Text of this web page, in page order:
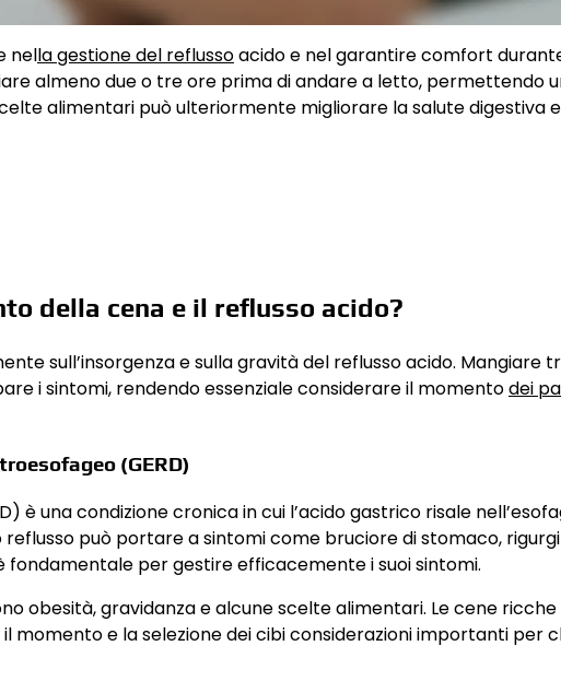
nella gestione del reflussoacido e nel garantire comfort
almeno due o tre ore prima di andare a letto, permettendo
alimentari può ulteriormente migliorare la salute digestiva
della cena e il reflusso acido?
sull’insorgenza e sulla gravità del reflusso acido. Mangiare
i sintomi, rendendo essenziale considerare il momentodei
(GERD)
è una condizione cronica in cui l’acido gastrico risale
reflusso può portare a sintomi come bruciore di stomaco,
fondamentale per gestire efficacemente i suoi sintomi.
obesità, gravidanza e alcune scelte alimentari. Le cene ricche
momento e la selezione dei cibi considerazioni importanti per